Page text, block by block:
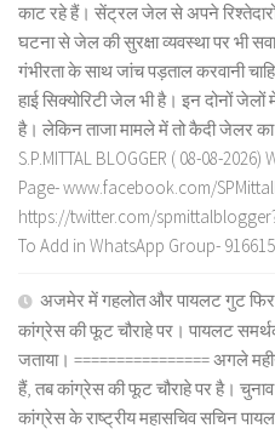
काट रहे हैं। सेंट्रल जेल से अपने
घटना से जेल की सुरक्षा व्यवस्था पर भी
गंभीरता के साथ जांच पड़ताल करवानी
हाई सिक्योरिटी जेल भी है। इन दोनों
है। लेकिन ताजा मामले में तो कैदी जेलर का
S.P.MITTAL BLOGGER ( 08-08-
Page- www.facebook.com/
https://twitter.com/
To Add in WhatsApp Group-
अजमेर में गहलोत और पायलट गुट
कांग्रेस की फूट चौराहे पर। पायलट
जताया। ================ अगले
हैं, तब कांग्रेस की फूट चौराहे पर है।
कांग्रेस के राष्ट्रीय महासचिव सचिन